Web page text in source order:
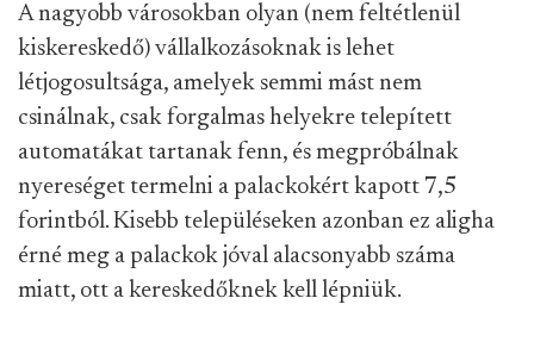
A nagyobb városokban olyan (nem feltétlenül
kiskereskedő) vállalkozásoknak is lehet
létjogosultsága, amelyek semmi mást nem
csinálnak, csak forgalmas helyekre telepített
automatákat tartanak fenn, és megpróbálnak
nyereséget termelni a palackokért kapott 7,5
forintból. Kisebb településeken azonban ez aligha
érné meg a palackok jóval alacsonyabb száma
miatt, ott a kereskedőknek kell lépniük.